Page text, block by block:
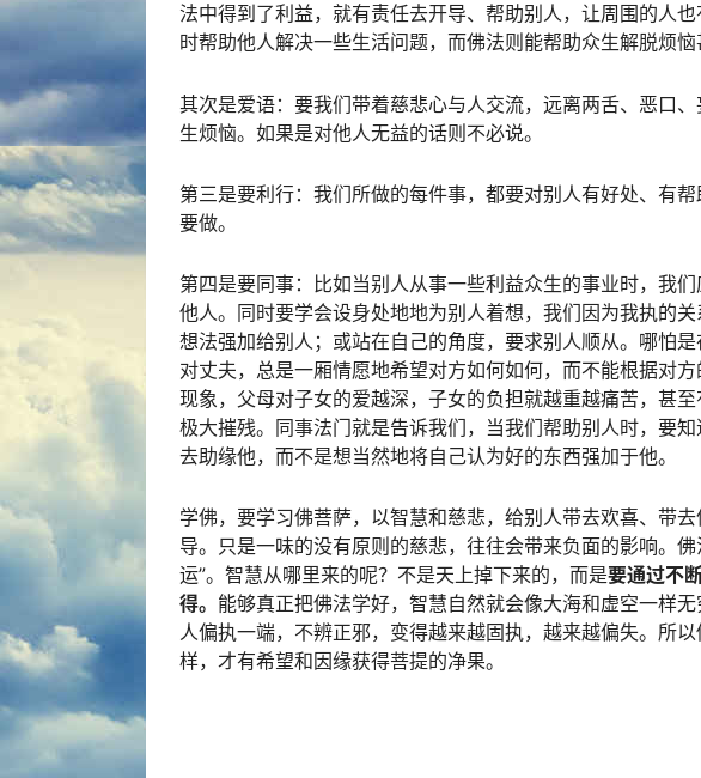
法中得到了利益，就有责任去开导、帮助别人，让周围的人
时帮助他人解决一些生活问题，而佛法则能帮助众生解脱烦恼
其次是爱语：要我们带着慈悲心与人交流，远离两舌、恶口
生烦恼。如果是对他人无益的话则不必说。
第三是要利行：我们所做的每件事，都要对别人有好处、有
要做。
第四是要同事：比如当别人从事一些利益众生的事业时，我
他人。同时要学会设身处地地为别人着想，我们因为我执的
想法强加给别人；或站在自己的角度，要求别人顺从。哪怕
对丈夫，总是一厢情愿地希望对方如何如何，而不能根据对
现象，父母对子女的爱越深，子女的负担就越重越痛苦，甚
极大摧残。同事法门就是告诉我们，当我们帮助别人时，要
去助缘他，而不是想当然地将自己认为好的东西强加于他。
学佛，要学习佛菩萨，以智慧和慈悲，给别人带去欢喜、带
导。只是一味的没有原则的慈悲，往往会带来负面的影响。
运”。智慧从哪里来的呢？不是天上掉下来的，而是要通过不
得。 能够真正把佛法学好，智慧自然就会像大海和虚空一样
人偏执一端，不辨正邪，变得越来越固执，越来越偏失。所
样，才有希望和因缘获得菩提的净果。